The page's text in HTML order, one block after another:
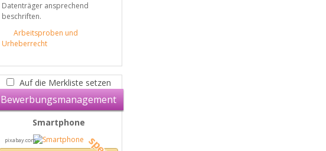
Datenträger ansprechend
beschriften.
Arbeitsproben und
Urheberrecht
Auf die Merkliste setzen
Bewerbungsmanagement
Smartphone
pixabay.com